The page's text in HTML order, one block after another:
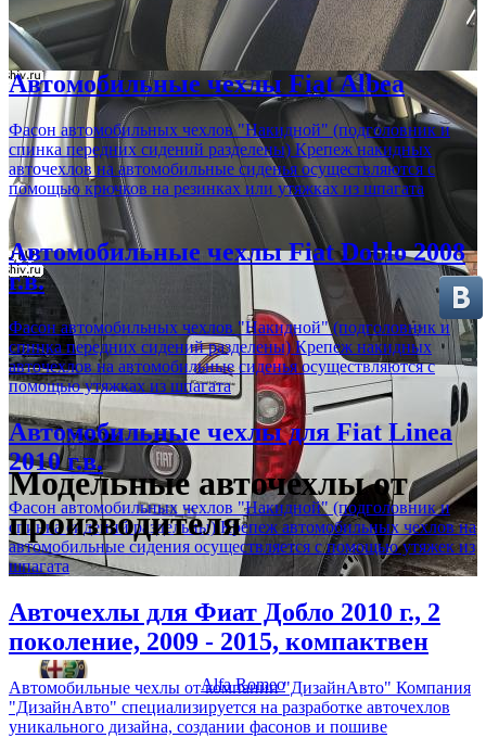
Автомобильные чехлы Fiat Albea
Фасон автомобильных чехлов "Накидной" (подголовник и
спинка передних сидений разделены) Крепеж накидных
авточехлов на автомобильные сиденья осуществляются с
помощью крючков на резинках или утяжках из шпагата
Автомобильные чехлы Fiat Doblo 2008
г.в.
Фасон автомобильных чехлов "Накидной" (подголовник и
спинка передних сидений разделены) Крепеж накидных
авточехлов на автомобильные сиденья осуществляются с
помощью утяжках из шпагата
Автомобильные чехлы для Fiat Linea
2010 г.в.
Фасон автомобильных чехлов "Накидной" (подголовник и
спинка сидений раздельны) Крепеж автомобильных чехлов на
автомобильные сидения осуществляется с помощью утяжек из
шпагата
Авточехлы для Фиат Добло 2010 г., 2
поколение, 2009 - 2015, компактвен
Автомобильные чехлы от компании "ДизайнАвто" Компания
"ДизайнАвто" специализируется на разработке авточехлов
уникального дизайна, создании фасонов и пошиве
Модельные авточехлы от
производителя
Alfa Romeo